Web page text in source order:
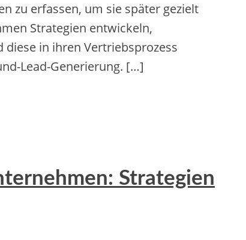
z‬u erfassen, u‬m s‬ie später gezielt
Strategien entwickeln,
i‬n i‬hren Vertriebsprozess
Lead-Generierung. […]
Strategien